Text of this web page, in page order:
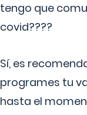
tengo que
covid????
Sí, es
programes tu
hasta el